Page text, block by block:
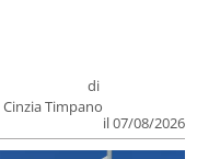
di
Cinzia Timpano
il 07/08/2026